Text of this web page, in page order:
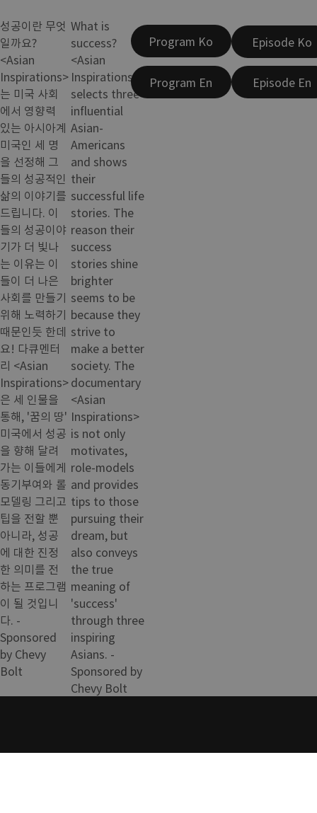
성공이란 무엇
일까요?
<Asian
Inspirations>
는 미국 사회
에서 영향력
있는 아시아계
미국인 세 명
을 선정해 그
들의 성공적인
삶의 이야기를
드립니다. 이
들의 성공이야
기가 더 빛나
는 이유는 이
들이 더 나은
사회를 만들기
위해 노력하기
때문인듯 한데
요! 다큐멘터
리 <Asian
Inspirations>
은 세 인물을
통해, '꿈의 땅'
미국에서 성공
을 향해 달려
가는 이들에게
동기부여와 롤
모델링 그리고
팁을 전할 뿐
아니라, 성공
에 대한 진정
한 의미를 전
하는 프로그램
이 될 것입니
다. -
Sponsored
by Chevy
Bolt
What is
success?
<Asian
Inspirations>
selects three
influential
Asian-
Americans
and shows
their
successful life
stories. The
reason their
success
stories shine
brighter
seems to be
because they
strive to
make a better
society. The
documentary
<Asian
Inspirations>
is not only
motivates,
role-models
and provides
tips to those
pursuing their
dream, but
also conveys
the true
meaning of
'success'
through three
inspiring
Asians. -
Sponsored by
Chevy Bolt
Program Ko
Program En
Episode Ko
Episode En